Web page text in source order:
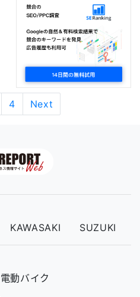
4 Next
KAWASAKI SUZUKI
電動バイク